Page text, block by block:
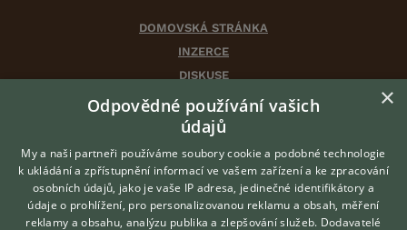
DOMOVSKÁ STRÁNKA
INZERCE
DISKUSE
ČLÁNKY
CHOVATELSKÉ STANICE
VÝBĚR VHODNÉHO PLEMENE
O nás
×
Odpovědné používání vašich
údajů
My a naši partneři používáme soubory cookie a podobné technologie
k ukládání a zpřístupnění informací ve vašem zařízení a ke zpracování
osobních údajů, jako je vaše IP adresa, jedinečné identifikátory a
údaje o prohlížení, pro personalizovanou reklamu a obsah, měření
reklamy a obsahu, analýzu publika a zlepšování služeb. Dodavatelé